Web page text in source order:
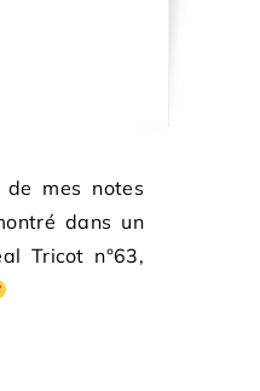
mes notes
dans un
Tricot n°63,